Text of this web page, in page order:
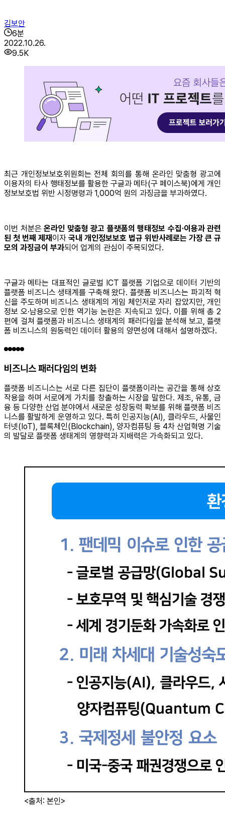
김보안
6분
2022.10.26.
9.5K
최근 개인정보보호위원회는 전체 회의를 통해 온라인 맞춤형 광고에
이용자의 타사 행태정보를 활용한 구글과 메타(구 페이스북)에게 개인
정보보호법 위반 시정명령과 1,000억 원의 과징금을 부과하였다.
이번 처분은 온라인 맞춤형 광고 플랫폼의 행태정보 수집·이용과 관련
된 첫 번째 제재 이자 국내 개인정보보호 법규 위반사례로는 가장 큰 규
모의 과징금이 부과되어 업계의 관심이 주목되었다.
구글과 메타는 대표적인 글로벌 ICT 플랫폼 기업으로 데이터 기반의
플랫폼 비즈니스 생태계를 구축해 왔다. 플랫폼 비즈니스는 파괴적 혁
신을 주도하며 비즈니스 생태계의 게임 체인저로 자리 잡았지만, 개인
정보 오∙남용으로 인한 역기능 논란은 지속되고 있다. 이를 위해 총 2
편에 걸쳐 플랫폼과 비즈니스 생태계의 패러다임을 분석해 보고, 플랫
폼 비즈니스의 원동력인 데이터 활용의 양면성에 대해서 설명하겠다.
비즈니스 패러다임의 변화
플랫폼 비즈니스는 서로 다른 집단이 플랫폼이라는 공간을 통해 상호
작용을 하며 서로에게 가치를 창출하는 시장을 말한다. 제조, 유통, 금
융 등 다양한 산업 분야에서 새로운 성장동력 확보를 위해 플랫폼 비즈
니스를 활발하게 운영하고 있다. 특히 인공지능(AI), 클라우드, 사물인
터넷(IoT), 블록체인(Blockchain), 양자컴퓨팅 등 4차 산업혁명 기술
의 발달로 플랫폼 생태계의 영향력과 지배력은 가속화되고 있다.
<출처: 본인>